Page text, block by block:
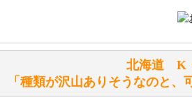
シリアルNO付きやクラブ限定などいろ
詳しくはこちらをご覧ください。
北海道
「種類が沢山ありそうなのと、